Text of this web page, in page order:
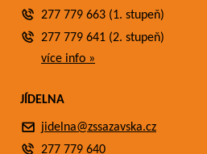
277 779 663 (1. stupeň)
277 779 641 (2. stupeň)
více info »
JÍDELNA
jidelna@zssazavska.cz
277 779 640